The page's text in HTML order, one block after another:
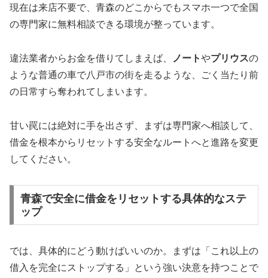
現在は来店不要で、青森のどこからでもスマホ一つで全国
の専門家に無料相談できる環境が整っています。
違法業者からお金を借りてしまえば、 ノートやプリウスの
ような普通の車で八戸市の街を走るような、ごく当たり前
の日常すら奪われてしまいます。
甘い罠には絶対に手を出さず、まずは専門家へ相談して、
借金を根本からリセットする安全なルートへと進路を変更
してください。
青森で安全に借金をリセットする具体的なステ
ップ
では、具体的にどう動けばいいのか。まずは「これ以上の
借入を完全にストップする」という強い決意を持つことで